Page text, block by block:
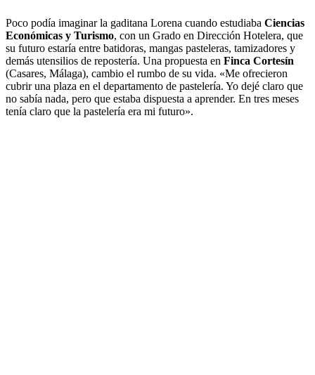
Poco podía imaginar la gaditana Lorena cuando estudiaba Ciencias
Económicas y Turismo, con un Grado en Dirección Hotelera, que
su futuro estaría entre batidoras, mangas pasteleras, tamizadores y
demás utensilios de repostería. Una propuesta en Finca Cortesín
(Casares, Málaga), cambio el rumbo de su vida. «Me ofrecieron
cubrir una plaza en el departamento de pastelería. Yo dejé claro que
no sabía nada, pero que estaba dispuesta a aprender. En tres meses
tenía claro que la pastelería era mi futuro».